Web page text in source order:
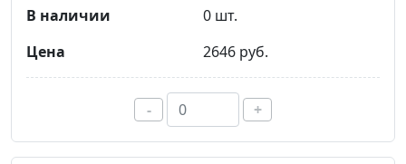
0 шт.
2646 руб.
- +